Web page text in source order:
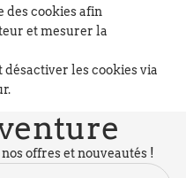
des cookies afin
et mesurer la
les cookies via
offres et nouveautés !